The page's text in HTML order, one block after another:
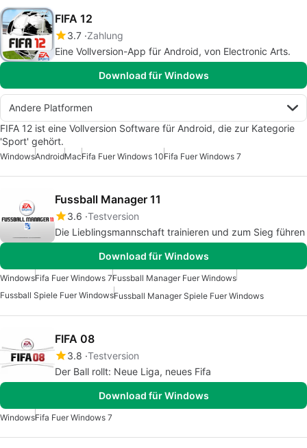
FIFA 12
3.7 Zahlung
Eine Vollversion-App für Android, von Electronic Arts.
Download für Windows
Andere Platformen
FIFA 12 ist eine Vollversion Software für Android, die zur Kategorie
'Sport' gehört.
WindowsAndroidMacFifa Fuer Windows 10Fifa Fuer Windows 7
Fussball Manager 11
3.6 Testversion
Die Lieblingsmannschaft trainieren und zum Sieg führen
Download für Windows
WindowsFifa Fuer Windows 7Fussball Manager Fuer Windows
Fussball Spiele Fuer WindowsFussball Manager Spiele Fuer Windows
FIFA 08
3.8 Testversion
Der Ball rollt: Neue Liga, neues Fifa
Download für Windows
WindowsFifa Fuer Windows 7